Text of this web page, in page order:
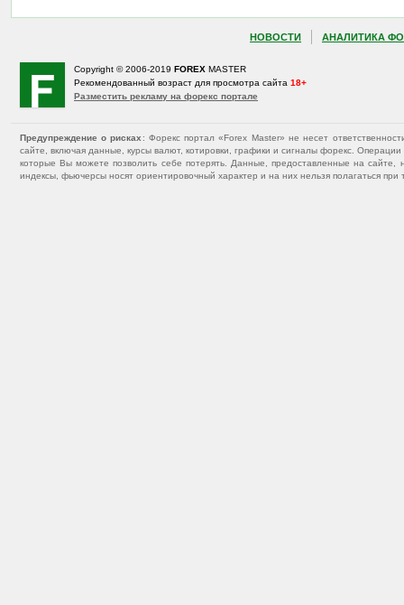
НОВОСТИ АНАЛИТИКА
Copyright © 2006-2019 FOREX MASTER
Рекомендованный возраст для просмотра сайта 18+
Разместить рекламу на форекс портале
Предупреждение о рисках : Форекс портал «Forex Master» не несет
сайте, включая данные, курсы валют, котировки, графики и сигналы форекс.
которые Вы можете позволить себе потерять. Данные, предоставленные на
индексы, фьючерсы носят ориентировочный характер и на них нельзя полагаться при